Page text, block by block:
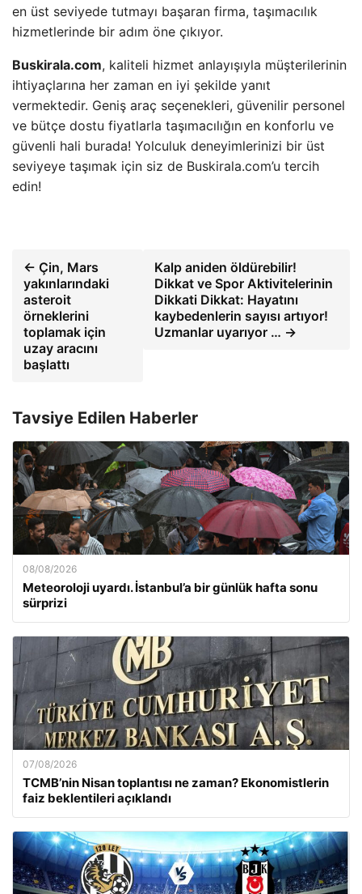
en üst seviyede tutmayı başaran firma, taşımacılık
hizmetlerinde bir adım öne çıkıyor.
Buskirala.com, kaliteli hizmet anlayışıyla müşterilerinin
ihtiyaçlarına her zaman en iyi şekilde yanıt
vermektedir. Geniş araç seçenekleri, güvenilir personel
ve bütçe dostu fiyatlarla taşımacılığın en konforlu ve
güvenli hali burada! Yolculuk deneyimlerinizi bir üst
seviyeye taşımak için siz de Buskirala.com’u tercih
edin!
← Çin, Mars
yakınlarındaki
asteroit
örneklerini
toplamak için
uzay aracını
başlattı
Kalp aniden öldürebilir!
Dikkat ve Spor Aktivitelerinin
Dikkati Dikkat: Hayatını
kaybedenlerin sayısı artıyor!
Uzmanlar uyarıyor … →
Tavsiye Edilen Haberler
08/08/2026
Meteoroloji uyardı. İstanbul’a bir günlük hafta sonu
sürprizi
07/08/2026
TCMB’nin Nisan toplantısı ne zaman? Ekonomistlerin
faiz beklentileri açıklandı